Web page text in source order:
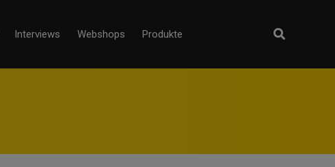
Interviews Webshops Produkte